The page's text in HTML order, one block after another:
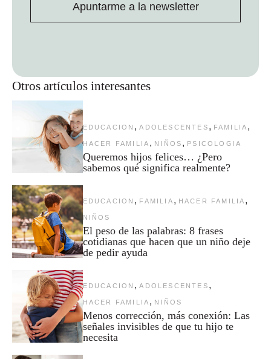
Otros artículos interesantes
EDUCACION , ADOLESCENTES , FAMILIA ,
HACER FAMILIA , NIÑOS , PSICOLOGIA
Queremos hijos felices… ¿Pero
sabemos qué significa realmente?
EDUCACION , FAMILIA , HACER FAMILIA ,
NIÑOS
El peso de las palabras: 8 frases
cotidianas que hacen que un niño deje
de pedir ayuda
EDUCACION , ADOLESCENTES ,
HACER FAMILIA , NIÑOS
Menos corrección, más conexión: Las
señales invisibles de que tu hijo te
necesita
Apuntarme a la newsletter